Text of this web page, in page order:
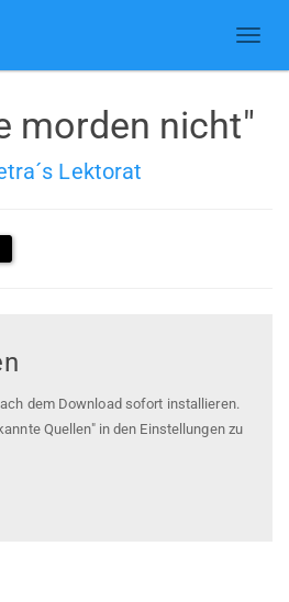
morden nicht"
Lektorat
dem Download sofort installieren.
Quellen" in den Einstellungen zu